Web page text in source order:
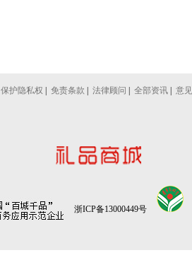
保护隐私权 免责条款 法律顾问 全部资讯 意
浙ICP备13000449号